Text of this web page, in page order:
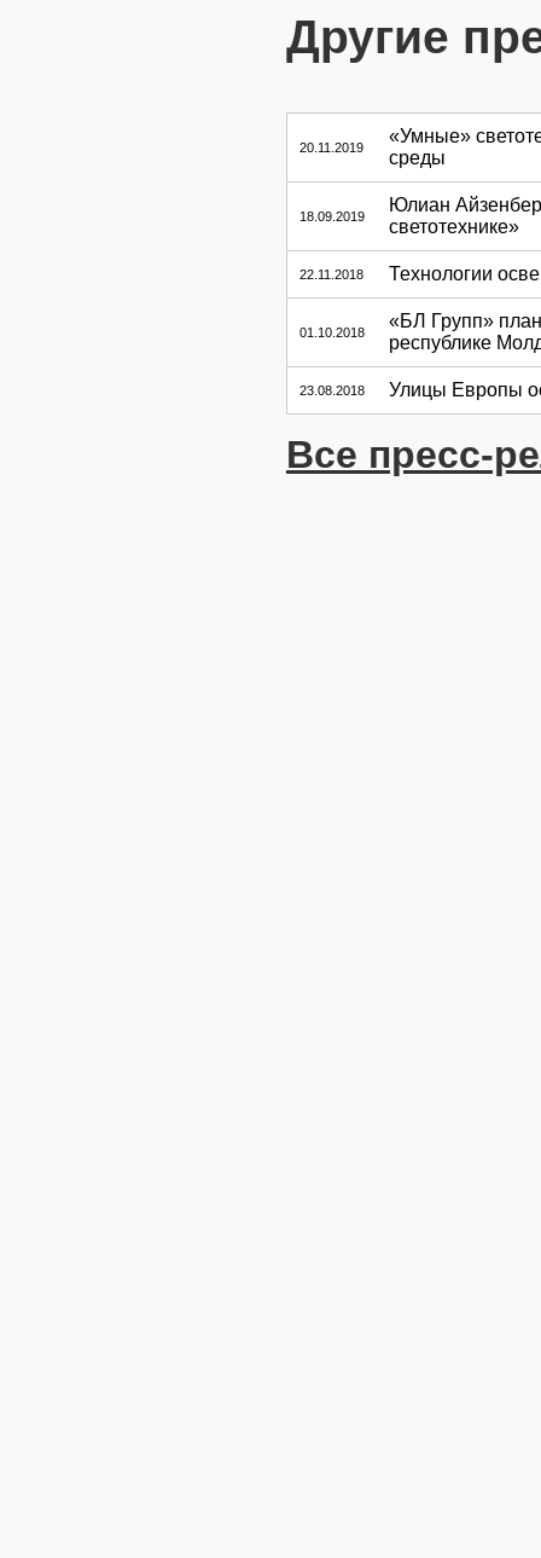
Другие
20.11.2019
«Умные»
среды
18.09.2019
Юлиан
светотехнике»
22.11.2018 Технологии
01.10.2018
«БЛ Групп»
республике
23.08.2018 Улицы Европы
Все пресс-